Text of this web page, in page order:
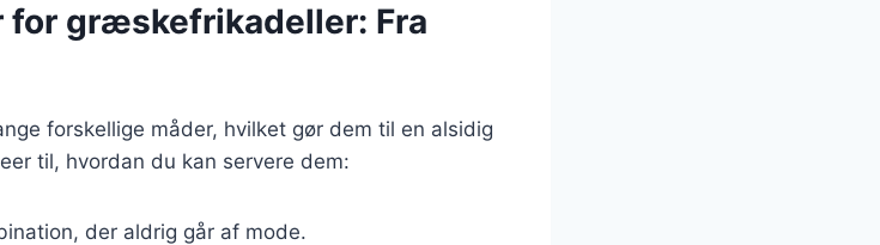
for græskefrikadeller: Fra
forskellige måder, hvilket gør dem til en alsidig
til, hvordan du kan servere dem:
der aldrig går af mode.